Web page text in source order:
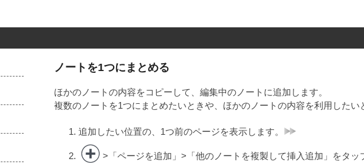
ノートを1つにまとめる
ほかのノートの内容をコピーして、編集中のノートに追加します。
複数のノートを1つにまとめたいときや、ほかのノートの内容を利用したい
追加したい位置の、1つ前のページを表示します。
>「ページを追加」>「他のノートを複製して挿入追加」をタッ